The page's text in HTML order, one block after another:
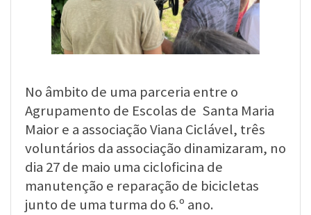
No âmbito de uma parceria entre o
Agrupamento de Escolas de Santa Maria
Maior e a associação Viana Ciclável, três
voluntários da associação dinamizaram, no
dia 27 de maio uma cicloficina de
manutenção e reparação de bicicletas
junto de uma turma do 6.º ano.